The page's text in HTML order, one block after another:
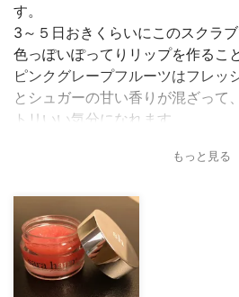
す。
3～５日おきくらいにこのスクラブ
色っぽいぽってりリップを作るこ
ピンクグレープフルーツはフレッ
とシュガーの甘い香りが混ざって
トリいい気分になれます。
ると、最高にプルプルのリップが
もっと見る